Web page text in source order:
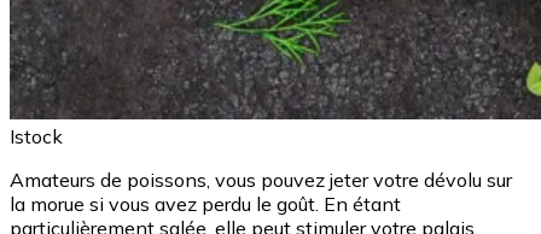
Istock
Amateurs de poissons, vous pouvez jeter votre dévolu sur
la morue si vous avez perdu le goût. En étant
particulièrement salée, elle peut stimuler votre palais.